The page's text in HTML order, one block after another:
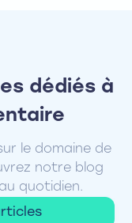
dédiés à
le domaine de
notre blog
quotidien.